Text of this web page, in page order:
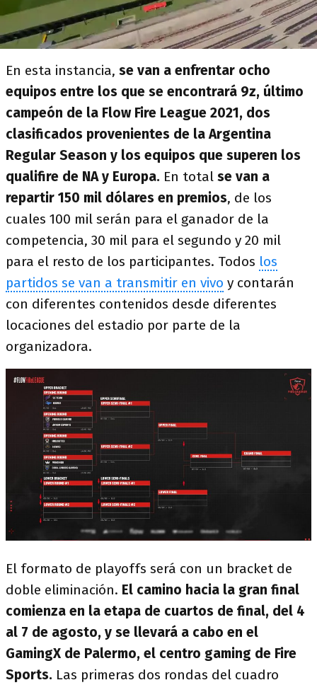
En esta instancia, se van a enfrentar ocho
equipos entre los que se encontrará 9z, último
campeón de la Flow Fire League 2021, dos
clasificados provenientes de la Argentina
Regular Season y los equipos que superen los
qualifire de NA y Europa. En total se van a
repartir 150 mil dólares en premios, de los
cuales 100 mil serán para el ganador de la
competencia, 30 mil para el segundo y 20 mil
para el resto de los participantes. Todos los
partidos se van a transmitir en vivo y contarán
con diferentes contenidos desde diferentes
locaciones del estadio por parte de la
organizadora.
El formato de playoffs será con un bracket de
doble eliminación. El camino hacia la gran final
comienza en la etapa de cuartos de final, del 4
al 7 de agosto, y se llevará a cabo en el
GamingX de Palermo, el centro gaming de Fire
Sports. Las primeras dos rondas del cuadro